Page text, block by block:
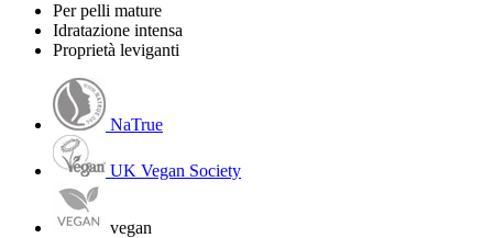
Per pelli mature
Idratazione intensa
Proprietà leviganti
NaTrue
UK Vegan Society
vegan